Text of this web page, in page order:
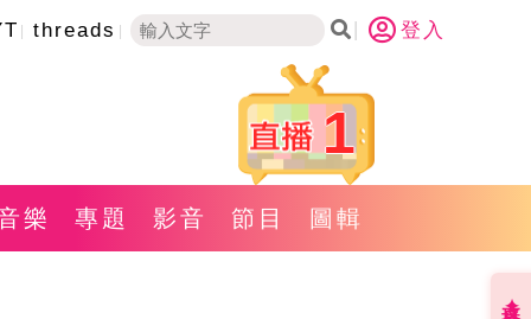
threads 登入
1
樂 專題 影音 節目 圖輯
直播✦活動